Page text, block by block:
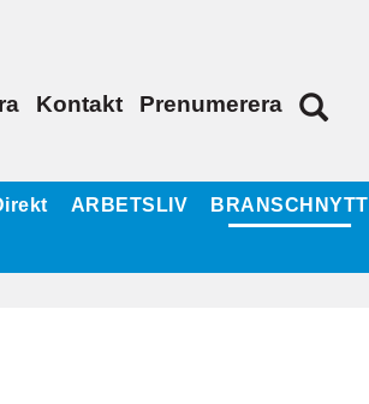
Kontakt Prenumerera
ARBETSLIV BRANSCHNYTT